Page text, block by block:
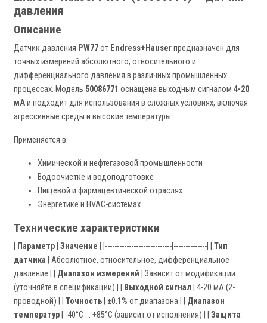
давления
Описание
Датчик давления PW77от Endress+Hauserпредназначен для
точных измерений абсолютного, относительного и
дифференциального давления в различных промышленных
процессах. Модель 50086771 оснащена выходным сигналом 4-20
мАи подходит для использования в сложных условиях, включая
агрессивные среды и высокие температуры.
Применяется в:
Химической и нефтегазовой промышленности
Водоочистке и водоподготовке
Пищевой и фармацевтической отраслях
Энергетике и HVAC-системах
Технические характеристики
Параметр Значение | |----------------------------|--------------| | Тип
датчика | Абсолютное, относительное, дифференциальное
давление | | Диапазон измерений | Зависит от модификации
(уточняйте в спецификации) | |
Выходной сигнал | 4-20 мА (2-
проводной) | | Точность | ±0.1% от диапазона | | Диапазон
температур | -40°C … +85°C (зависит от исполнения) | | Защита